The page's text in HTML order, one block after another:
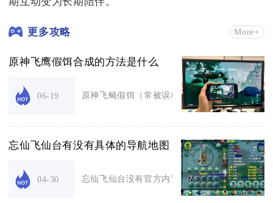
更多攻略 More+
原神飞鹰假饵合成的方法是什么
06-19 原神飞蝇假饵（常被误称飞鹰假饵）需先在蒙德
忘仙飞仙台有没有具体的导航地图
04-30 忘仙飞仙台没有官方内置的独立导航地图，玩家